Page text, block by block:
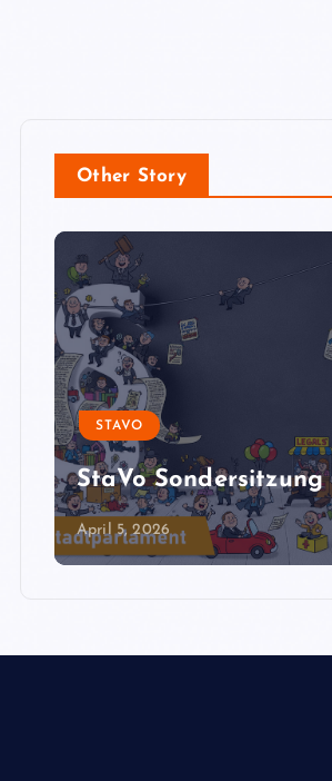
Other Story
STAVO
StaVo Sondersitzung
April 5, 2026